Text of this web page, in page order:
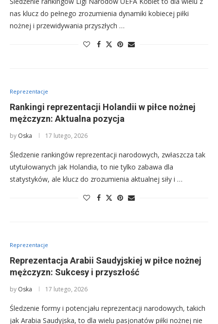
nas klucz do pełnego zrozumienia dynamiki kobiecej piłki
nożnej i przewidywania przyszłych …
Reprezentacje
Rankingi reprezentacji Holandii w piłce nożnej
mężczyzn: Aktualna pozycja
by Oska 17 lutego, 2026
Śledzenie rankingów reprezentacji narodowych, zwłaszcza tak
utytułowanych jak Holandia, to nie tylko zabawa dla
statystyków, ale klucz do zrozumienia aktualnej siły i …
Reprezentacje
Reprezentacja Arabii Saudyjskiej w piłce nożnej
mężczyzn: Sukcesy i przyszłość
by Oska 17 lutego, 2026
Śledzenie formy i potencjału reprezentacji narodowych, takich
jak Arabia Saudyjska, to dla wielu pasjonatów piłki nożnej nie